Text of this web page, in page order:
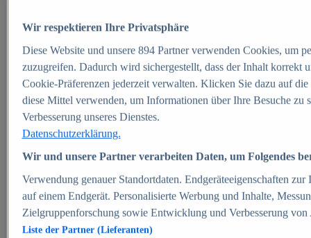
Zum Report
E-commerce
Beliebte Statistiken
Aktuelle Statistiken
E-Commerce - Entwicklung des Umsatzes in
Deutschland 1999-2025
Umsatz von Amazon in Deutschland und weltweit
2010-2025
B2C-E-Commerce: Top-50 Online Shops in
Deutschland 2024
Marktanteile von Online-Zahlungsverfahren in
Deutschland 2024
Umsatzstarke Warengruppen im Online-Handel in
Deutschland 2023-2025
Wir respektieren Ihre Privatsphäre
Diese Website und unsere 894Partner verwenden Cookies, um
zuzugreifen. Dadurch wird sichergestellt, dass der Inhalt korrekt
Cookie-Präferenzen jederzeit verwalten. Klicken Sie dazu auf
diese Mittel verwenden, um Informationen über Ihre Besuche
Verbesserung unseres Dienstes.
Datenschutzerklärung.
Wir und unsere Partner verarbeiten Daten, um Folgendes
Verwendung genauer Standortdaten. Endgeräteeigenschaften
auf einem Endgerät. Personalisierte Werbung und Inhalte,
Zielgruppenforschung sowie Entwicklung und Verbesserung von
Liste der Partner (Lieferanten)